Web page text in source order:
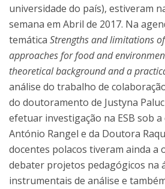
universidade do país), estiveram
semana em Abril de 2017. Na
temática Strengths and limitations
approaches for food and
theoretical background and a
análise do trabalho de
do doutoramento de Justyna
efetuar investigação na ESB sob
António Rangel e da Doutora
docentes polacos tiveram ainda a
debater projetos pedagógicos na
instrumentais de análise e